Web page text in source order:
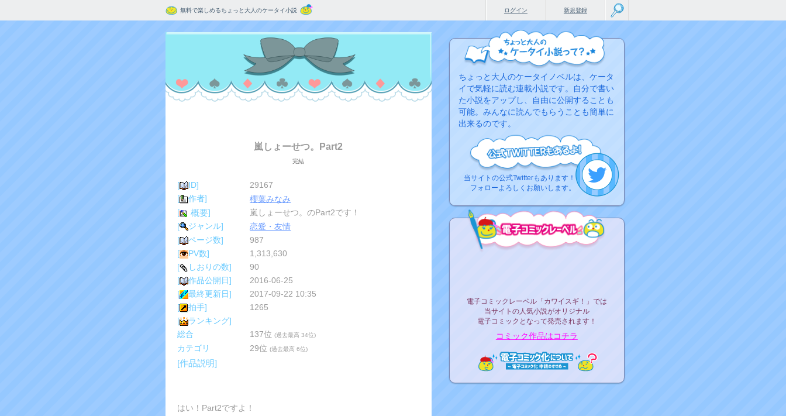
無料で楽しめるちょっと大人のケータイ小説 新規登録
ログイン
嵐しょーせつ。Part2
完結
[ ID]
29167
[
作者]
櫻葉みなみ
[
概要]
嵐しょーせつ。のPart2です！
[
ジャンル]
恋愛・友情
[
ページ数]
987
[
PV数]
1,313,630
[
しおりの数]
90
[
作品公開日]
2016-06-25
[
最終更新日]
2017-09-22 10:35
[
拍手]
1265
[
ランキング]
総合
137位(過去最高 34位)
カテゴリ 29位(過去最高 6位)
[作品説明]
はい！Part2ですよ！
ちょっと大人のケータイノベルは、ケータ
イで気軽に読む連載小説です。自分で書い
た小説をアップし、自由に公開することも
可能。みんなに読んでもらうことも簡単に
出来るのです。
当サイトの公式Twitterもあります！
フォローよろしくお願いします。
電子コミックレーベル「カワイスギ！」では
当サイトの人気小説がオリジナル
電子コミックとなって発売されます！
コミック作品はコチラ